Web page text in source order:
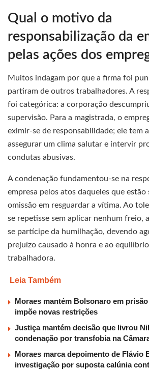
Qual o motivo da
responsabilização da
pelas ações dos
Muitos indagam por que a firma foi
partiram de outros trabalhadores. A
foi categórica: a corporação
supervisão. Para a magistrada, o
eximir-se de responsabilidade; ele tem
assegurar um clima salutar e intervir
condutas abusivas.
A condenação fundamentou-se na
empresa pelos atos daqueles que estão
omissão em resguardar a vítima. Ao
se repetisse sem aplicar nenhum freio,
se partícipe da humilhação, devendo
prejuízo causado à honra e ao
trabalhadora.
Leia Também
Moraes mantém Bolsonaro em
impõe novas restrições
Justiça mantém decisão que livrou
condenação por transfobia na
Moraes marca depoimento de Flávio
investigação por suposta calúnia